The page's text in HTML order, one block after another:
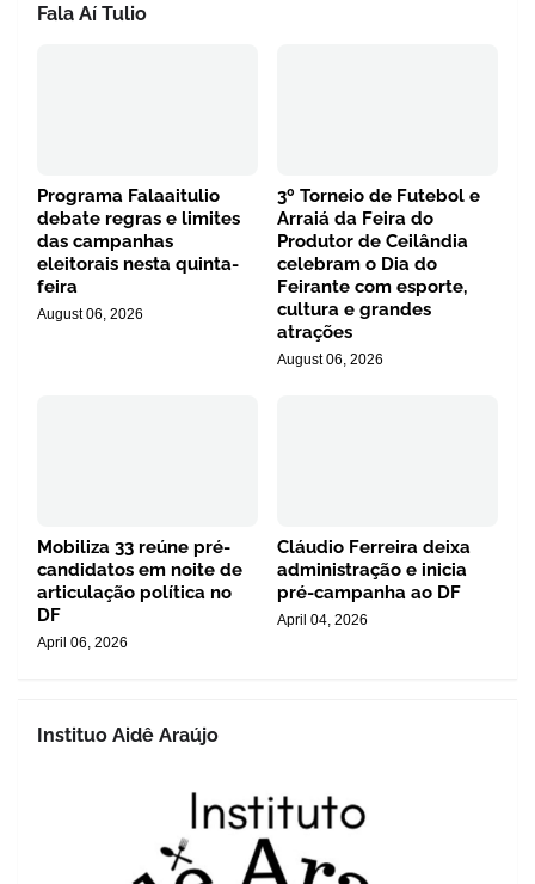
Fala Aí Tulio
Programa Falaaitulio
debate regras e limites
das campanhas
eleitorais nesta quinta-
feira
August 06, 2026
3º Torneio de Futebol e
Arraiá da Feira do
Produtor de Ceilândia
celebram o Dia do
Feirante com esporte,
cultura e grandes
atrações
August 06, 2026
Mobiliza 33 reúne pré-
candidatos em noite de
articulação política no
DF
April 06, 2026
Cláudio Ferreira deixa
administração e inicia
pré-campanha ao DF
April 04, 2026
Instituo Aidê Araújo